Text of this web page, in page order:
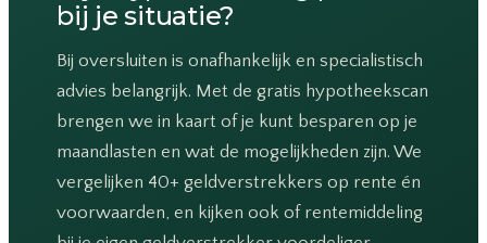
bij je situatie?
Bij oversluiten is onafhankelijk en specialistisch
advies belangrijk. Met de gratis hypotheekscan
brengen we in kaart of je kunt besparen op je
maandlasten en wat de mogelijkheden zijn. We
vergelijken 40+ geldverstrekkers op rente én
voorwaarden, en kijken ook of rentemiddeling